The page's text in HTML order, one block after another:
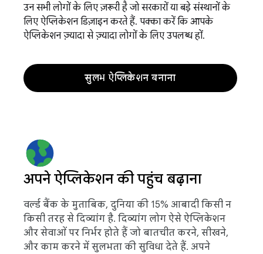
उन सभी लोगों के लिए ज़रूरी है जो सरकारों या बड़े संस्थानों के
लिए ऐप्लिकेशन डिज़ाइन करते हैं. पक्का करें कि आपके
ऐप्लिकेशन ज़्यादा से ज़्यादा लोगों के लिए उपलब्ध हों.
सुलभ ऐप्लिकेशन बनाना
अपने ऐप्लिकेशन की पहुंच बढ़ाना
वर्ल्ड बैंक के मुताबिक, दुनिया की 15% आबादी किसी न
किसी तरह से दिव्यांग है. दिव्यांग लोग ऐसे ऐप्लिकेशन
और सेवाओं पर निर्भर होते हैं जो बातचीत करने, सीखने,
और काम करने में सुलभता की सुविधा देते हैं. अपने